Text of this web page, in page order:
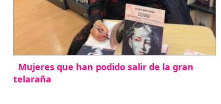
Mujeres que han podido salir de la gran
telaraña